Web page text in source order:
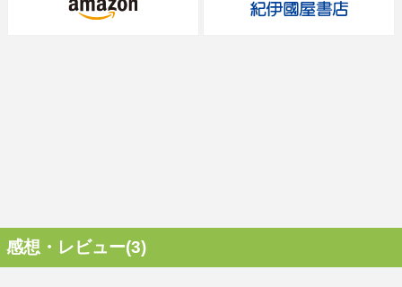
感想・レビュー(3)